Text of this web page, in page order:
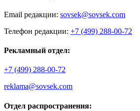
Email редакции: sovsek@sovsek.com
Телефон редакции: +7 (499) 288-00-72
Рекламный отдел:
+7 (499) 288-00-72
reklama@sovsek.com
Отдел распространения: